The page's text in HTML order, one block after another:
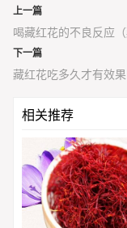
上一篇
喝藏红花的不良反应
下一篇
藏红花吃多久才有效
相关推荐